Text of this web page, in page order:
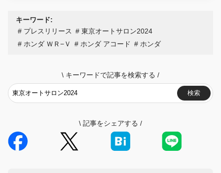
キーワード:
プレスリリース
東京オートサロン2024
ホンダ ＷＲ−Ｖ
ホンダ アコード ホンダ
\ キーワードで記事を検索する /
検索
\ 記事をシェアする /